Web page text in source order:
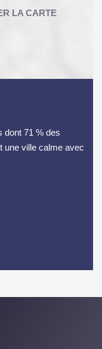
dont 71 % des
une ville calme avec